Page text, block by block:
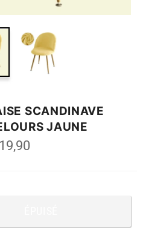
SCANDINAVE
JAUNE